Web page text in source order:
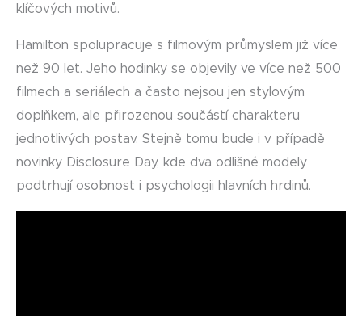
klíčových motivů.
Hamilton spolupracuje s filmovým průmyslem již více
než 90 let. Jeho hodinky se objevily ve více než 500
filmech a seriálech a často nejsou jen stylovým
doplňkem, ale přirozenou součástí charakteru
jednotlivých postav. Stejně tomu bude i v případě
novinky Disclosure Day, kde dva odlišné modely
podtrhují osobnost i psychologii hlavních hrdinů.